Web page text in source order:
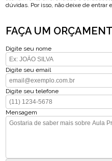
dúvidas. Por isso, não deixe de entrar
FAÇA UM
Digite seu nome
Digite seu email
Digite seu telefone
Mensagem